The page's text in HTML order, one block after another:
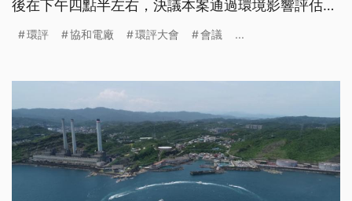
後在下午四點半左右，決議本案通過環境影響評估審
環評 協和電廠 環評大會 會議 ...